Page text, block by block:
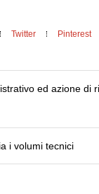
Twitter Pinterest
ed azione di
i volumi tecnici